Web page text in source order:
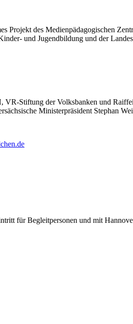
Projekt des Medienpädagogischen
und Jugendbildung und der
Stiftung der Volksbanken und
Ministerpräsident Stephan
für Begleitpersonen und mit